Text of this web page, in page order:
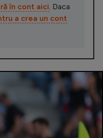
în cont aici . Daca
a crea un cont